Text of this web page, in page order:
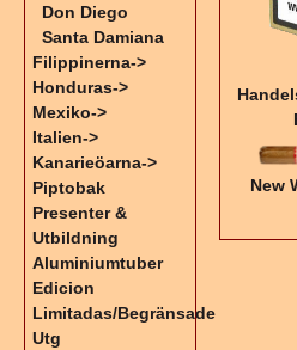
New
Don Diego
Santa Damiana
Filippinerna->
Honduras->
Mexiko->
Italien->
Kanarieöarna->
Piptobak
Presenter &
Utbildning
Aluminiumtuber
Edicion
Limitadas/Begränsade
Utg